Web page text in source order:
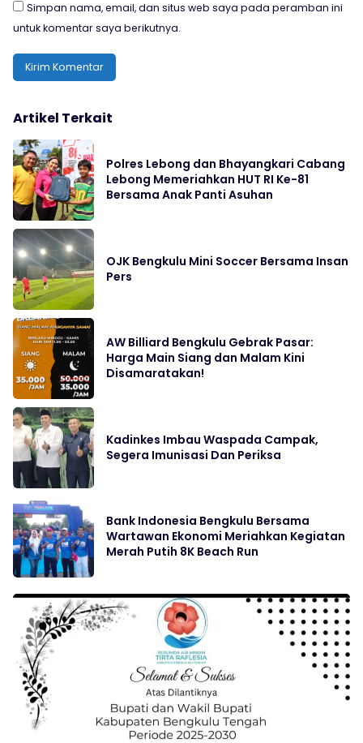
Simpan nama, email, dan situs web saya pada peramban ini
untuk komentar saya berikutnya.
Artikel Terkait
Polres Lebong dan Bhayangkari Cabang
Lebong Memeriahkan HUT RI Ke-81
Bersama Anak Panti Asuhan
OJK Bengkulu Mini Soccer Bersama Insan
Pers
‎AW Billiard Bengkulu Gebrak Pasar:
Harga Main Siang dan Malam Kini
Disamaratakan!
Kadinkes Imbau Waspada Campak,
Segera Imunisasi Dan Periksa
Bank Indonesia Bengkulu Bersama
Wartawan Ekonomi Meriahkan Kegiatan
Merah Putih 8K Beach Run